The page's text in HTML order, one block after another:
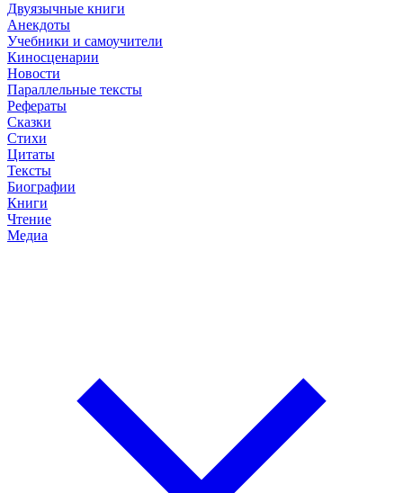
Двуязычные книги
Анекдоты
Учебники и самоучители
Киносценарии
Новости
Параллельные тексты
Рефераты
Сказки
Стихи
Цитаты
Тексты
Биографии
Книги
Чтение
Медиа